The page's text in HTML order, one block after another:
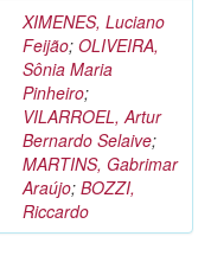
XIMENES, Luciano
Feijão; OLIVEIRA,
Sônia Maria
Pinheiro;
VILARROEL, Artur
Bernardo Selaive;
MARTINS, Gabrimar
Araújo; BOZZI,
Riccardo